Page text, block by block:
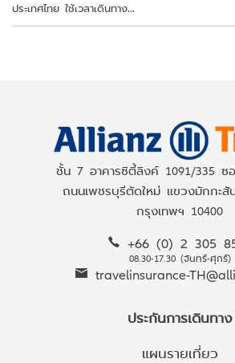
ประเทศไทย ใช้เวลาเดินทาง...
ชั้น 7 อาคารซิตี้ลิงค์ 1091/335 ซ
ถนนเพชรบุรีตัดใหม่ แขวงมักกะสัน
กรุงเทพฯ 10400
+66 (0) 2 305
08.30-17.30 (จันทร์-ศุกร์)
travelinsurance-
ประกันการเดินทาง
แผนรายเที่ยว